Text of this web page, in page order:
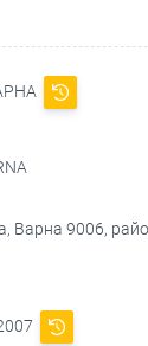
Варна 9006,